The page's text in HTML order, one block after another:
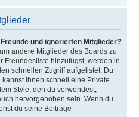
und ignorierten Mitglieder?
andere Mitglieder des Boards zu
Freundesliste hinzufügst, werden in
schnellen Zugriff aufgelistet. Du
ihnen schnell eine Private
Style, den du verwendest,
hervorgehoben sein. Wenn du
du seine Beiträge